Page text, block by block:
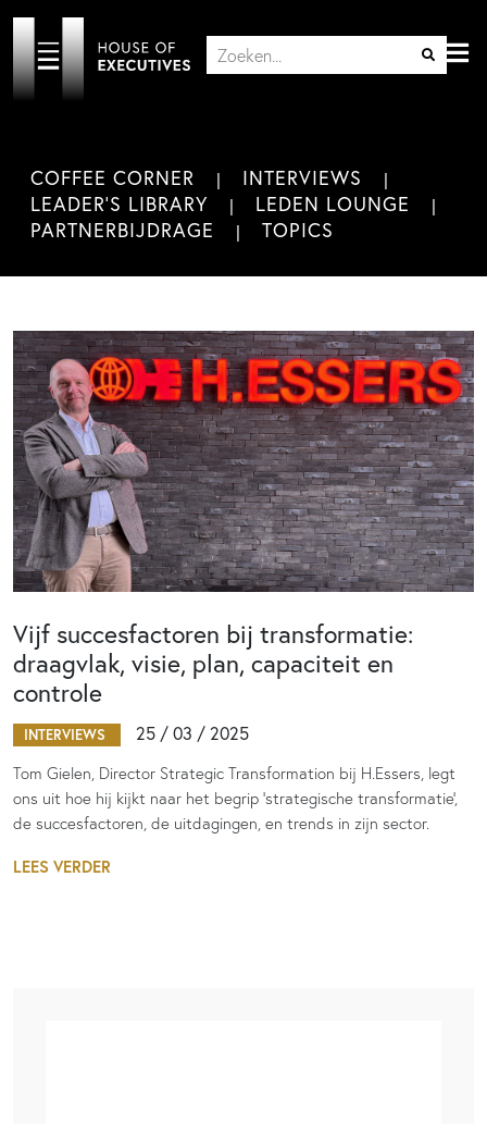
COFFEE CORNER
INTERVIEWS
LEADER'S LIBRARY
LEDEN LOUNGE
PARTNERBIJDRAGE
TOPICS
Vijf succesfactoren bij transformatie:
draagvlak, visie, plan, capaciteit en
controle
INTERVIEWS 25 / 03 / 2025
Tom Gielen, Director Strategic Transformation bij H.Essers, legt
ons uit hoe hij kijkt naar het begrip ‘strategische transformatie’,
de succesfactoren, de uitdagingen, en trends in zijn sector.
LEES VERDER